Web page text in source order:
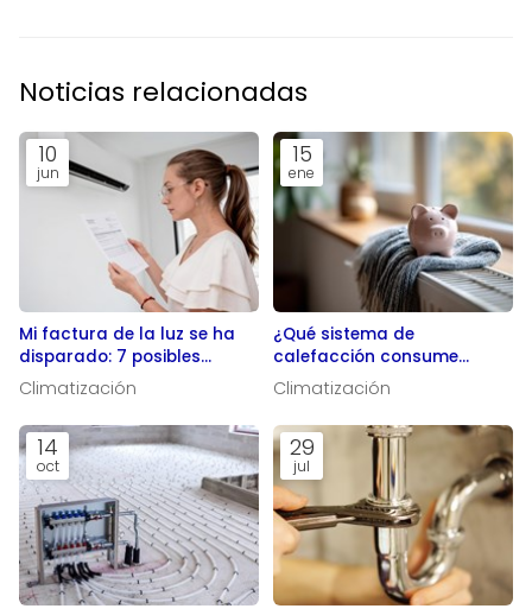
Noticias relacionadas
10
jun
Mi factura de la luz se ha
disparado: 7 posibles
culpables en tu sistema de
Climatización
15
ene
¿Qué sistema de
calefacción consume
menos?
Climatización
14
oct
29
jul